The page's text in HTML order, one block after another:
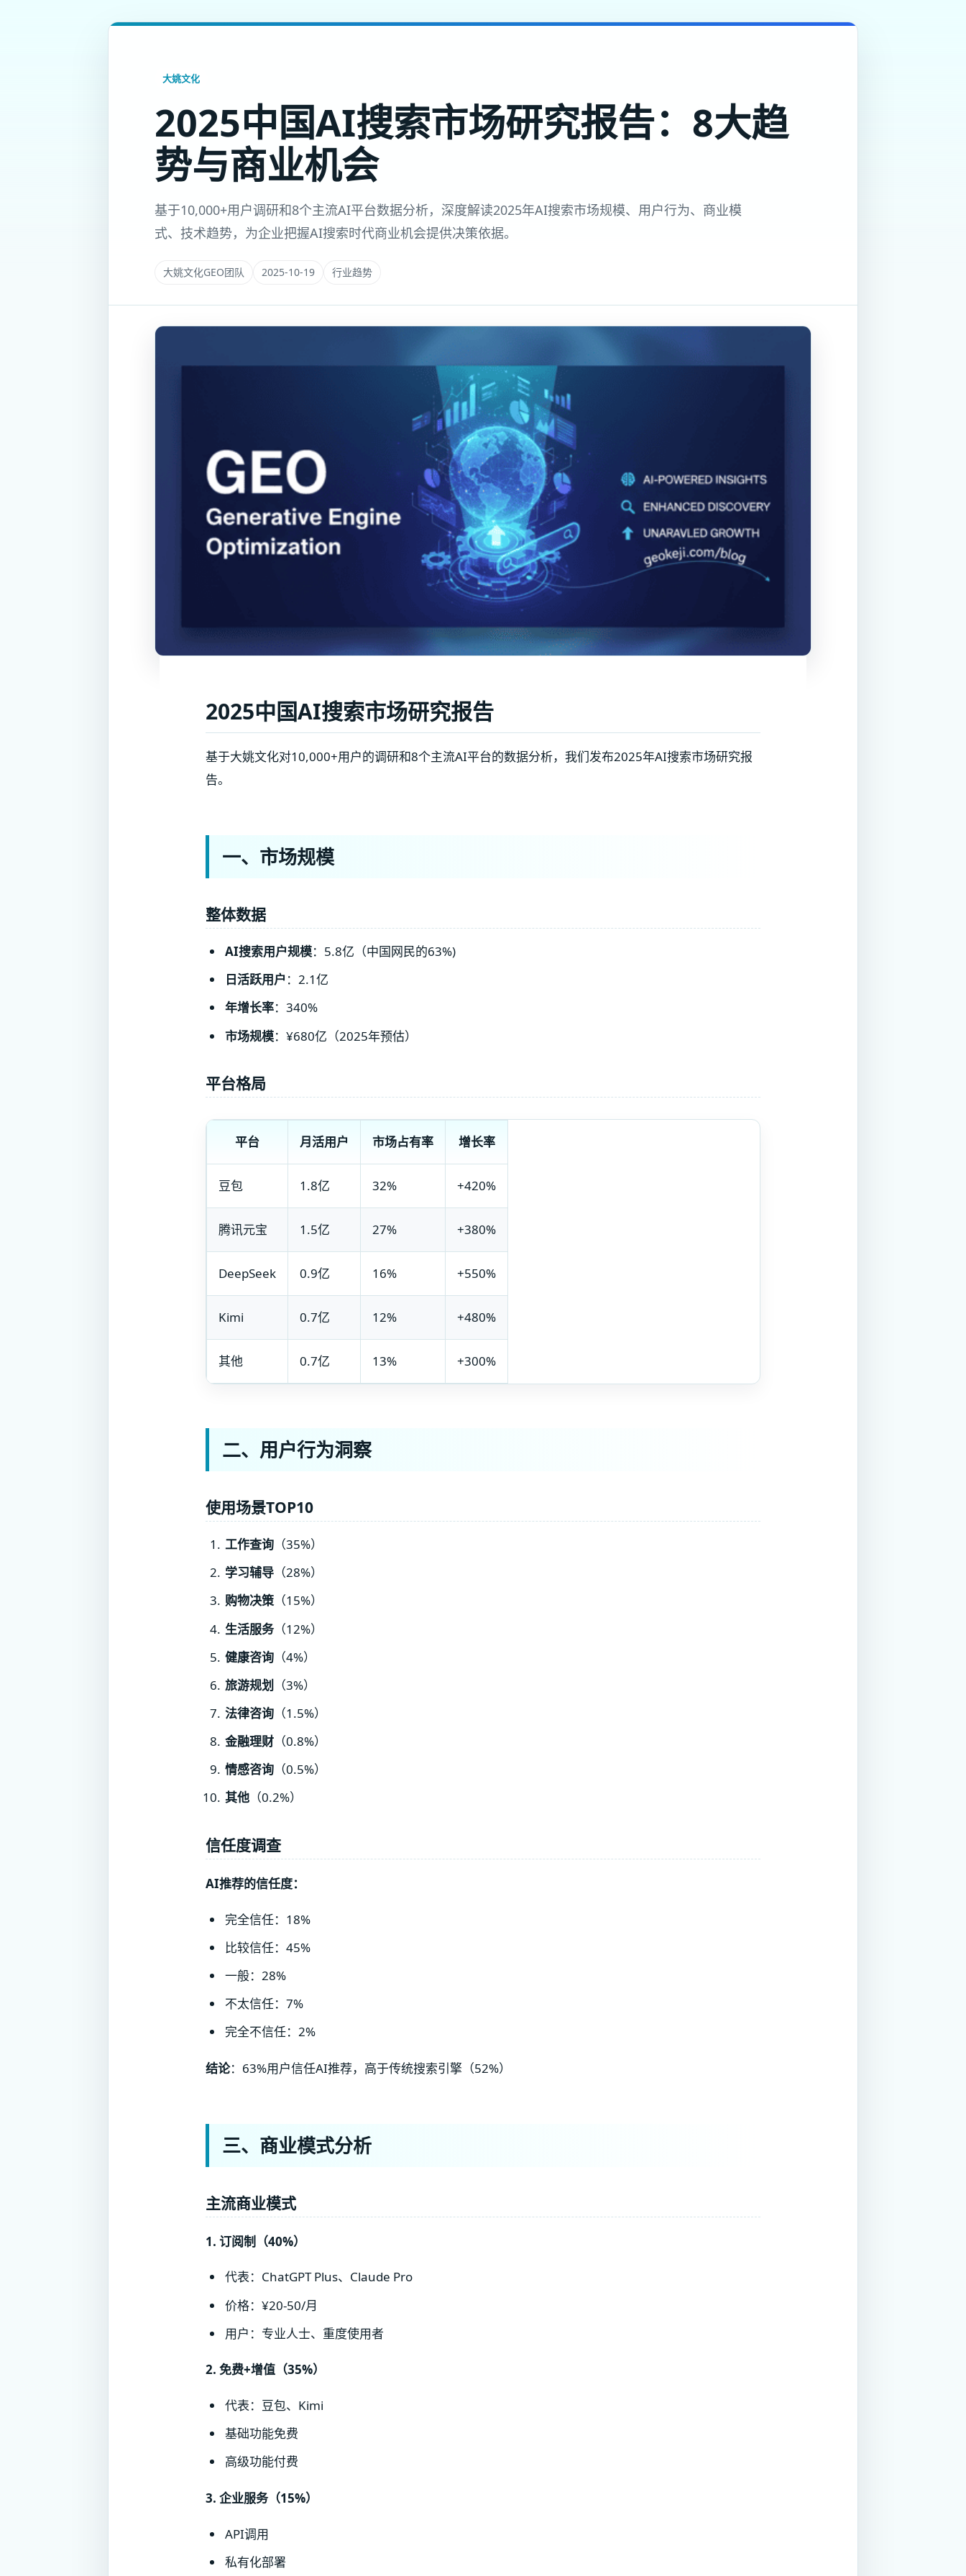
大姚文化
2025中国AI搜索市场研究报告：8大趋
势与商业机会
基于10,000+用户调研和8个主流AI平台数据分析，深度解读2025年AI搜索市场规模、用户行为、商业模
式、技术趋势，为企业把握AI搜索时代商业机会提供决策依据。
大姚文化GEO团队 2025-10-19 行业趋势
2025中国AI搜索市场研究报告
基于大姚文化对10,000+用户的调研和8个主流AI平台的数据分析，我们发布2025年AI搜索市场研究报
告。
一、市场规模
整体数据
AI搜索用户规模：5.8亿（中国网民的63%)
日活跃用户 ：2.1亿
年增长率：340%
市场规模：¥680亿（2025年预估）
平台格局
平台 月活用户 市场占有率 增长率
豆包 1.8亿 32% +420%
腾讯元宝 1.5亿 27% +380%
DeepSeek 0.9亿 16% +550%
Kimi 0.7亿 12% +480%
其他 0.7亿 13% +300%
二、用户行为洞察
使用场景TOP10
工作查询 （35%）
学习辅导 （28%）
购物决策（15%）
生活服务（12%）
健康咨询 （4%）
旅游规划
（3%）
法律咨询 （1.5%）
金融理财 （0.8%）
情感咨询 （0.5%）
其他 （0.2%）
信任度调查
AI推荐的信任度：
完全信任：18%
比较信任：45%
一般：28%
不太信任：7%
完全不信任：2%
结论：63%用户信任AI推荐，高于传统搜索引擎（52%）
三、商业模式分析
主流商业模式
1. 订阅制（40%）
代表：ChatGPT Plus、Claude Pro
价格：¥20-50/月
用户：专业人士、重度使用者
2. 免费+增值（35%）
代表：豆包、Kimi
基础功能免费
高级功能付费
3. 企业服务（15%）
API调用
私有化部署